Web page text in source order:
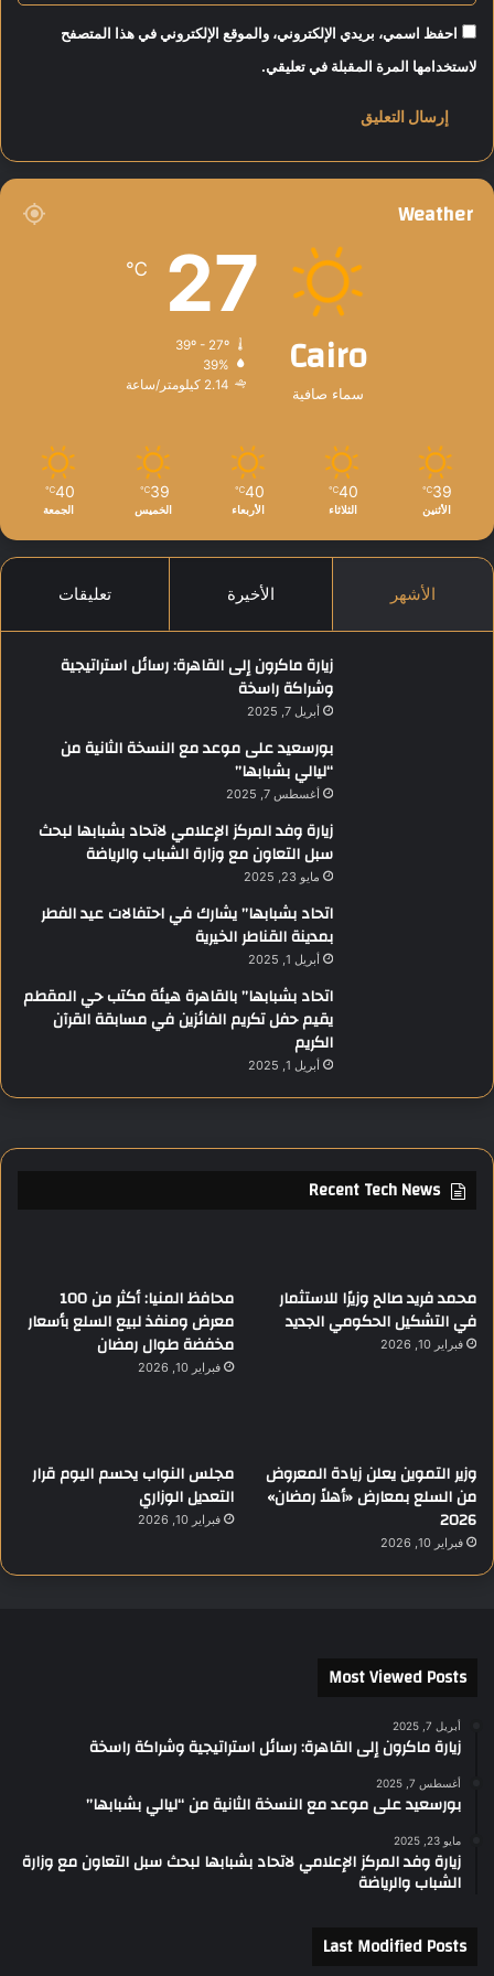
احفظ اسمي، بريدي الإلكتروني، والموقع الإلكتروني في هذا المتصفح
لاستخدامها المرة المقبلة في تعليقي.
Weather
Cairo
سماء صافية
27
℃
39º - 27º
39%
2.14 كيلومتر/ساعة
39
℃
الأثنين
40
℃
الثلاثاء
40
℃
الأربعاء
39
℃
الخميس
40
℃
الجمعة
الأشهر الأخيرة تعليقات
زيارة ماكرون إلى القاهرة: رسائل استراتيجية
وشراكة راسخة
أبريل 7, 2025
بورسعيد على موعد مع النسخة الثانية من
“ليالي بشبابها”
أغسطس 7, 2025
زيارة وفد المركز الإعلامي لاتحاد بشبابها لبحث
سبل التعاون مع وزارة الشباب والرياضة
مايو 23, 2025
اتحاد بشبابها” يشارك في احتفالات عيد الفطر
بمدينة القناطر الخيرية
أبريل 1, 2025
اتحاد بشبابها” بالقاهرة هيئة مكتب حي المقطم
يقيم حفل تكريم الفائزين في مسابقة القرآن
الكريم
أبريل 1, 2025
Recent Tech News
محمد فريد صالح وزيرًا للاستثمار
في التشكيل الحكومي الجديد
فبراير 10, 2026
محافظ المنيا: أكثر من 100
معرض ومنفذ لبيع السلع بأسعار
مخفضة طوال رمضان
فبراير 10, 2026
وزير التموين يعلن زيادة المعروض
من السلع بمعارض «أهلاً رمضان»
2026
فبراير 10, 2026
مجلس النواب يحسم اليوم قرار
التعديل الوزاري
فبراير 10, 2026
Most Viewed Posts
أبريل 7, 2025
زيارة ماكرون إلى القاهرة: رسائل استراتيجية وشراكة راسخة
أغسطس 7, 2025
بورسعيد على موعد مع النسخة الثانية من “ليالي بشبابها”
مايو 23, 2025
زيارة وفد المركز الإعلامي لاتحاد بشبابها لبحث سبل التعاون مع وزارة
الشباب والرياضة
Last Modified Posts